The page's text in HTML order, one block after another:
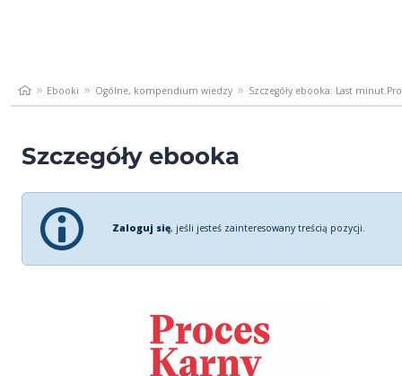
Ebooki Ogólne, kompendium wiedzy Szczegóły ebooka: Last
Szczegóły ebooka
Zaloguj się, jeśli jesteś zainteresowany treścią pozycji.